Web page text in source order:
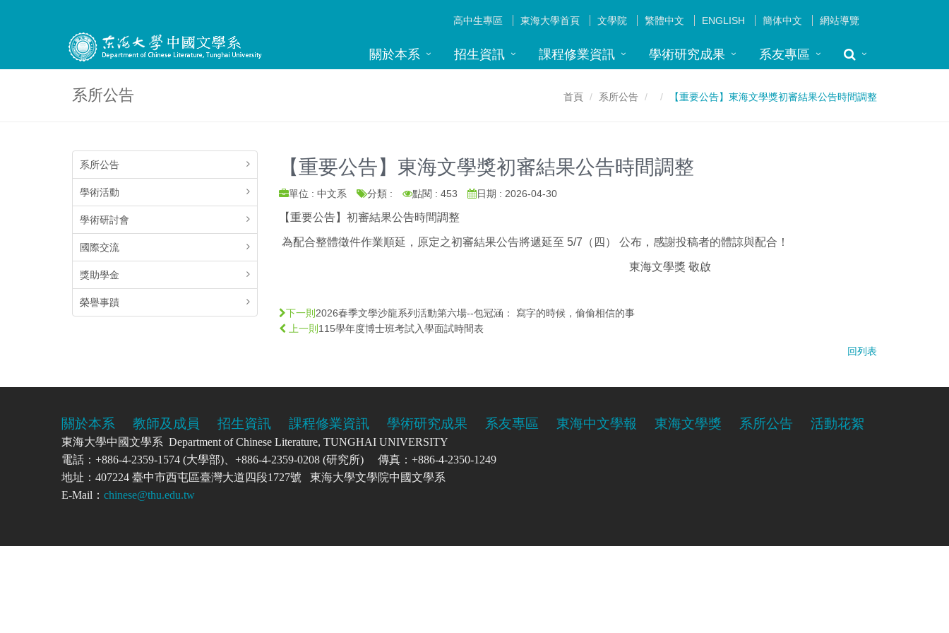
高中生專區 東海大學首頁 文學院 繁體中文 ENGLISH 簡体中文 網站導覽
關於本系 招生資訊 課程修業資訊 學術研究成果 系友專區
系所公告 首頁 系所公告 【重要公告】東海文學獎初審結果公告時間調整
系所公告
學術活動
學術研討會
國際交流
獎助學金
榮譽事蹟
【重要公告】東海文學獎初審結果公告時間調整
單位 : 中文系 分類 : 點閱 : 453 日期 : 2026-04-30
【重要公告】初審結果公告時間調整
為配合整體徵件作業順延，原定之初審結果公告將遞延至 5/7（四） 公布，感謝投稿者的體諒與配合！
東海文學獎 敬啟
下一則 2026春季文學沙龍系列活動第六場--包冠涵： 寫字的時候，偷偷相信的事
上一則 115學年度博士班考試入學面試時間表
回列表
關於本系 教師及成員 招生資訊 課程修業資訊 學術研究成果 系友專區 東海中文學報 東海文學獎 系所公告 活動花絮
東海大學中國文學系 Department of Chinese Literature, TUNGHAI UNIVERSITY
電話：+886-4-2359-1574 (大學部)、+886-4-2359-0208 (研究所) 傳真：+886-4-2350-1249
地址：407224 臺中市西屯區臺灣大道四段1727號 東海大學文學院中國文學系
E-Mail： chinese@thu.edu.tw